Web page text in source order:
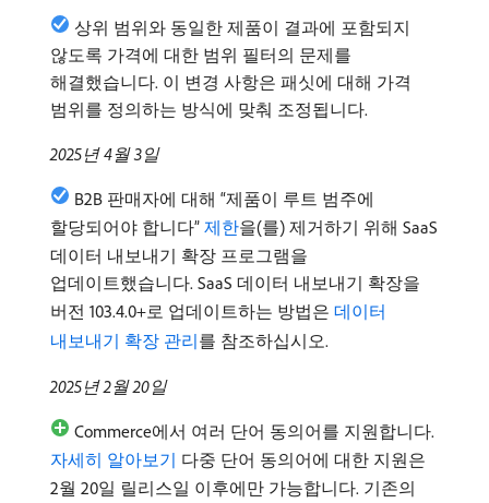
상위 범위와 동일한 제품이 결과에 포함되지
않도록 가격에 대한 범위 필터의 문제를
해결했습니다. 이 변경 사항은 패싯에 대해 가격
범위를 정의하는 방식에 맞춰 조정됩니다.
2025년 4월 3일
B2B 판매자에 대해 “제품이 루트 범주에
할당되어야 합니다” 제한을(를) 제거하기 위해 SaaS
데이터 내보내기 확장 프로그램을
업데이트했습니다. SaaS 데이터 내보내기 확장을
버전 103.4.0+로 업데이트하는 방법은 데이터
내보내기 확장 관리를 참조하십시오.
2025년 2월 20일
Commerce에서 여러 단어 동의어를 지원합니다.
자세히 알아보기 다중 단어 동의어에 대한 지원은
2월 20일 릴리스일 이후에만 가능합니다. 기존의